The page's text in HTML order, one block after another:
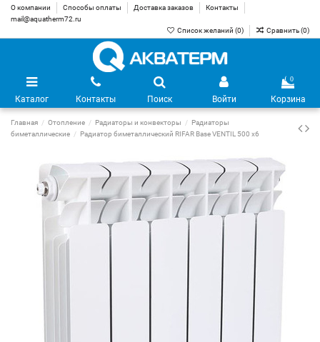
О компании Способы оплаты Доставка заказов
Контакты
mail@aquatherm72.ru
Список желаний (0) Сравнить (0)
Каталог Контакты Поиск Войти
0
Корзина
Главная Отопление Радиаторы и конвекторы
Радиаторы
биметаллические
Радиатор биметаллический RIFAR Base VENTIL 500 х6